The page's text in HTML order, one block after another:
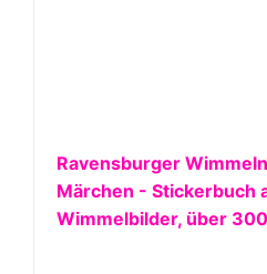
Ravensburger
Märchen - Stickerbuch
Wimmelbilder, über